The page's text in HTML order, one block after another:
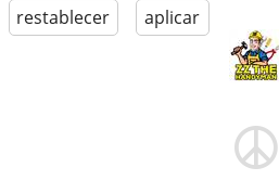
restablecer aplicar